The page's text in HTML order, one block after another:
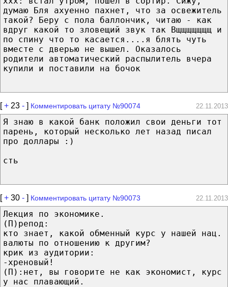
думаю Бля ахуенно пахнет, что за освежитель
такой? Беру с пола баллончик, читаю - как
вдруг какой то зловещий звук так Вщщщщщщщ и
по спину что то касается....я блять чуть
вместе с дверью не вышел. Оказалось
родители автоматический распылитель вчера
купили и поставили на бочок
[+ 23 - ] Комментировать цитату №90074 22.11.2013
Я знаю в какой банк положил свои деньги тот
парень, который несколько лет назад писал
про доллары :)
сть
[+ 30 - ] Комментировать цитату №90073 22.11.2013
Лекция по экономике.
(П)репод:
кто знает, какой обменный курс у нашей нац.
валюты по отношению к другим?
крик из аудитории:
-хреновый!
(П):нет, вы говорите не как экономист, курс
у нас плавающий.